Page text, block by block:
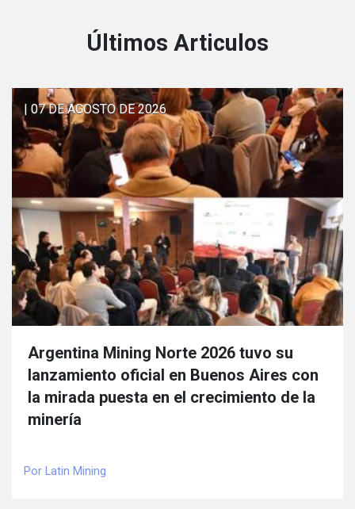
Últimos Articulos
| 07 DE AGOSTO DE 2026
Argentina Mining Norte 2026 tuvo su
lanzamiento oficial en Buenos Aires con
la mirada puesta en el crecimiento de la
minería
Por Latin Mining